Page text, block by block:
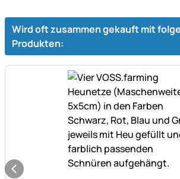
Wird oft zusammen gekauft mit
Produkten: